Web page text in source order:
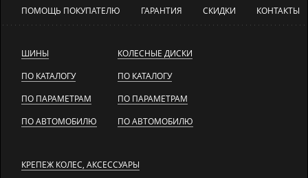
ПОМОЩЬ ПОКУПАТЕЛЮ ГАРАНТИЯ СКИДКИ КОНТАКТЫ
ШИНЫ
ПО КАТАЛОГУ
ПО ПАРАМЕТРАМ
ПО АВТОМОБИЛЮ
КОЛЕСНЫЕ ДИСКИ
ПО КАТАЛОГУ
ПО ПАРАМЕТРАМ
ПО АВТОМОБИЛЮ
КРЕПЕЖ КОЛЕС, АКСЕССУАРЫ